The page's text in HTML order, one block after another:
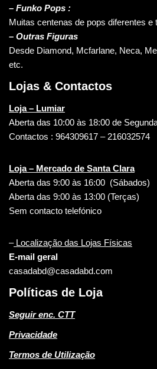
– Funko Pops :
Muitas centenas de pops diferentes
– Outras Figuras
Desde Diamond, Mcfarlane, Neca,
etc.
Lojas & Contactos
Loja – Lumiar
Aberta das 10:00 às 18:00 de
Contactos : 964309617 – 216032574
Loja – Mercado de Santa Clara
Aberta das 9:00 às 16:00 (Sábados)
Aberta das 9:00 às 13:00 (Terças)
Sem contacto telefónico
–Localização das Lojas Físicas
E-mail geral
casadabd@casadabd.com
Políticas de Loja
Seguir enc. CTT
Privacidade
Termos de Utilização